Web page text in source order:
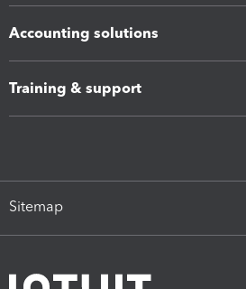
Accounting solutions
Training & support
Sitemap